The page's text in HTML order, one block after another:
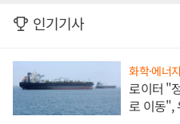
인기기사
화학·에너지
로이터 "
로 이동",